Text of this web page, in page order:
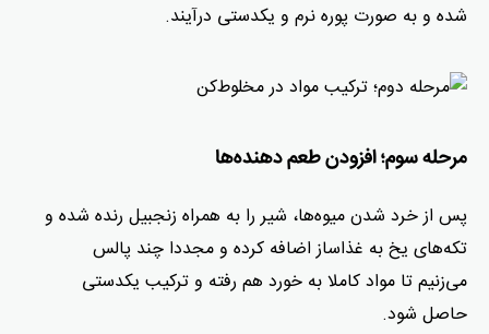
شده و به صورت پوره نرم و یکدستی درآیند.
مرحله سوم؛ افزودن طعم دهنده‌ها
پس از خرد شدن میوه‌ها، شیر را به همراه زنجبیل رنده شده و
تکه‌های یخ به غذاساز اضافه کرده و مجددا چند پالس
می‌زنیم تا مواد کاملا به خورد هم رفته و ترکیب یکدستی
حاصل شود.